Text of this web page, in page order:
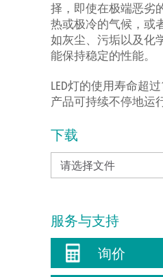
择，即使在极端恶劣
热或极冷的气候，或
如灰尘、污垢以及化
能保持稳定的性能。
LED灯的使用寿命超
产品可持续不停地运
下载
请选择文件
服务与支持
询价